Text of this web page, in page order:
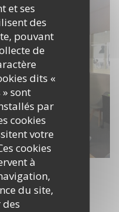
et ses
des
pouvant
de
dits «
» sont
par
cookies
votre
cookies
à
du site,